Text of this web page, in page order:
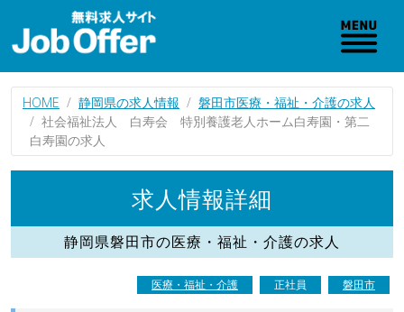
HOME 静岡県の求人情報
磐田市医療・福祉・介護の求人
社会福祉法人 白寿会 特別養護老人ホーム白寿園・第二
白寿園の求人
求人情報詳細
静岡県磐田市の医療・福祉・介護の求人
医療・福祉・介護 正社員 磐田市